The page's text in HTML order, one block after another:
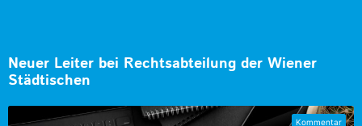
Neuer Leiter bei Rechtsabteilung der Wiener
Städtischen